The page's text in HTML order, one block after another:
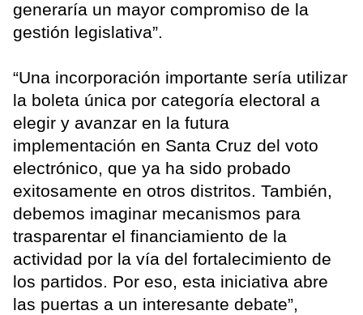
generaría un mayor compromiso de la
gestión legislativa”.
“Una incorporación importante sería utilizar
la boleta única por categoría electoral a
elegir y avanzar en la futura
implementación en Santa Cruz del voto
electrónico, que ya ha sido probado
exitosamente en otros distritos. También,
debemos imaginar mecanismos para
trasparentar el financiamiento de la
actividad por la vía del fortalecimiento de
los partidos. Por eso, esta iniciativa abre
las puertas a un interesante debate”,